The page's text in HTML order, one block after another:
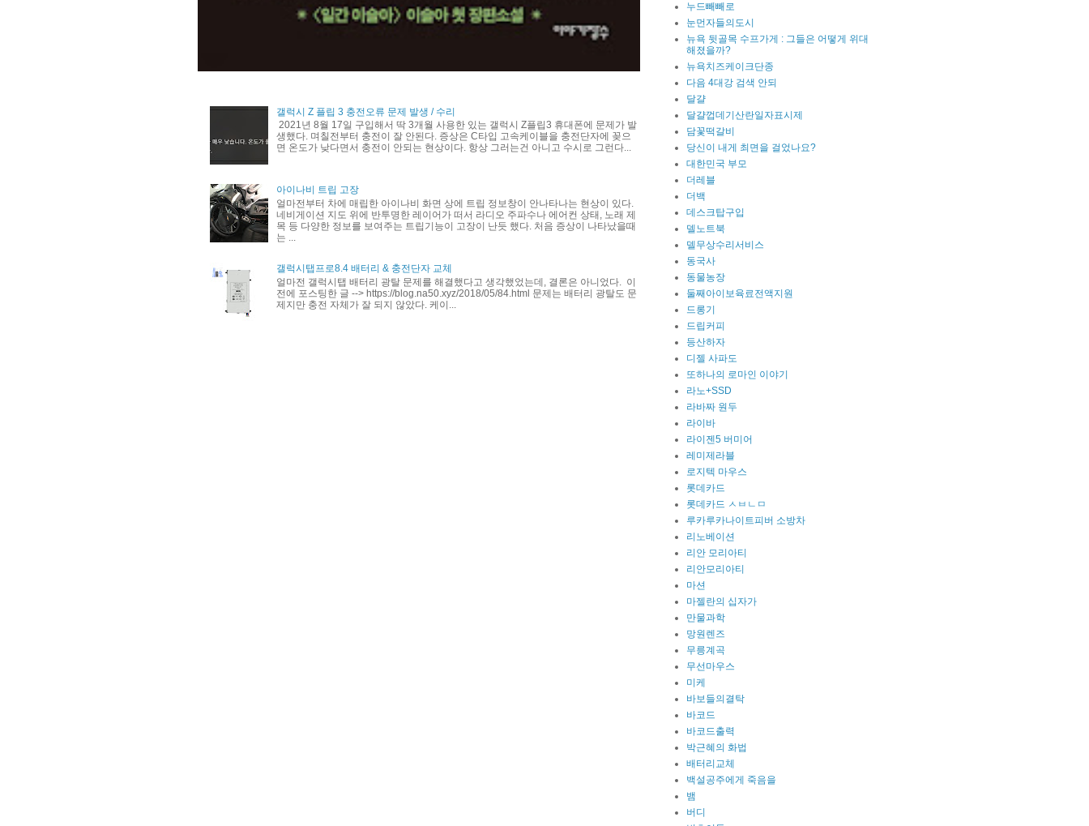
갤럭시 Z 플립 3 충전오류 문제 발생 / 수리
2021년 8월 17일 구입해서 딱 3개월 사용한 있는 갤럭시 Z플립3 휴대폰에 문제가 발
생했다. 며칠전부터 충전이 잘 안된다. 증상은 C타입 고속케이블을 충전단자에 꽂으
면 온도가 낮다면서 충전이 안되는 현상이다. 항상 그러는건 아니고 수시로 그런다...
아이나비 트립 고장
얼마전부터 차에 매립한 아이나비 화면 상에 트립 정보창이 안나타나는 현상이 있다.
네비게이션 지도 위에 반투명한 레이어가 떠서 라디오 주파수나 에어컨 상태, 노래 제
목 등 다양한 정보를 보여주는 트립기능이 고장이 난듯 했다. 처음 증상이 나타났을때
는 ...
갤럭시탭프로8.4 배터리 & 충전단자 교체
얼마전 갤럭시탭 배터리 광탈 문제를 해결했다고 생각했었는데, 결론은 아니었다. 이
전에 포스팅한 글 --> https://blog.na50.xyz/2018/05/84.html 문제는 배터리 광탈도 문
제지만 충전 자체가 잘 되지 않았다. 케이...
누드빼빼로
눈먼자들의도시
뉴욕 뒷골목 수프가게 : 그들은 어떻게 위대
해졌을까?
뉴욕치즈케이크단종
다음 4대강 검색 안되
달걀
달걀껍데기산란일자표시제
담꽃떡갈비
당신이 내게 최면을 걸었나요?
대한민국 부모
더레블
더백
데스크탑구입
델노트북
델무상수리서비스
동국사
동물농장
둘째아이보육료전액지원
드롱기
드립커피
등산하자
디젤 사파도
또하나의 로마인 이야기
라노+SSD
라바짜 원두
라이바
라이젠5 버미어
레미제라블
로지텍 마우스
롯데카드
롯데카드 ㅅㅂㄴㅁ
루카루카나이트피버 소방차
리노베이션
리안 모리아티
리안모리아티
마션
마젤란의 십자가
만물과학
망원렌즈
무릉계곡
무선마우스
미케
바보들의결탁
바코드
바코드출력
박근혜의 화법
배터리교체
백설공주에게 죽음을
뱀
버디